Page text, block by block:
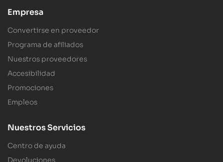
Empresa
Convertirse en proveedor
Programa de afiliados
Nuestros proveedores
Accesibilidad
Promociones
Empleos
Nuestros Servicios
Centro de ayuda
Devoluciones